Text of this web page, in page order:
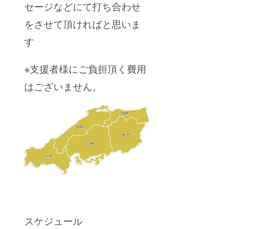
セージなどにて打ち合わせ
をさせて頂ければと思いま
す
※支援者様にご負担頂く費用
はございません。
スケジュール